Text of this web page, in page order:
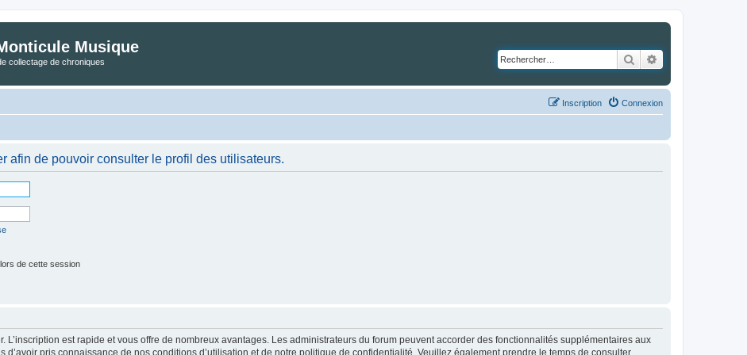
Musique
collectage de chroniques Rechercher
Connexion
Inscription
afin de pouvoir consulter le profil des utilisateurs.
de cette session
L’inscription est rapide et vous offre de nombreux avantages. Les administrateurs du forum peuvent accorder des fonctionnalités supplémentaires aux
d’avoir pris connaissance de nos conditions d’utilisation et de notre politique de confidentialité. Veuillez également prendre le temps de consulter